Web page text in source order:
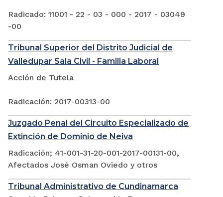
Radicado: 11001 - 22 - 03 - 000 - 2017 - 03049
-00
Tribunal Superior del Distrito Judicial de
Valledupar Sala Civil - Familia Laboral
Acción de Tutela
Radicación: 2017-00313-00
Juzgado Penal del Circuito Especializado de
Extinción de Dominio de Neiva
Radicación; 41-001-31-20-001-2017-00131-00,
Afectados José Osman Oviedo y otros
Tribunal Administrativo de Cundinamarca